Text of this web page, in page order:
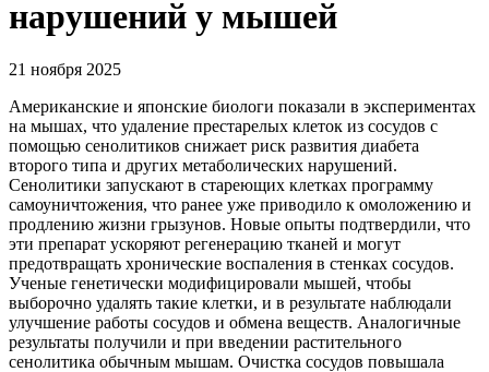
нарушений у мышей
21 ноября 2025
Американские и японские биологи показали в экспериментах
на мышах, что удаление престарелых клеток из сосудов с
помощью сенолитиков снижает риск развития диабета
второго типа и других метаболических нарушений.
Сенолитики запускают в стареющих клетках программу
самоуничтожения, что ранее уже приводило к омоложению и
продлению жизни грызунов. Новые опыты подтвердили, что
эти препарат ускоряют регенерацию тканей и могут
предотвращать хронические воспаления в стенках сосудов.
Ученые генетически модифицировали мышей, чтобы
выборочно удалять такие клетки, и в результате наблюдали
улучшение работы сосудов и обмена веществ. Аналогичные
результаты получили и при введении растительного
сенолитика обычным мышам. Очистка сосудов повышала